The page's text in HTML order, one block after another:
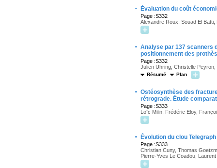
· Évaluation du coût
Page :S332
Alexandre Roux, Souad El
· Analyse par 137 scanners
positionnement des
Page :S332
Julien Uhring, Christelle
Résumé Plan
· Ostéosynthèse des
rétrograde. Étude
Page :S333
Loïc Milin, Frédéric Eloy,
· Évolution du clou
Page :S333
Christian Cuny, Thomas
Pierre-Yves Le Coadou,